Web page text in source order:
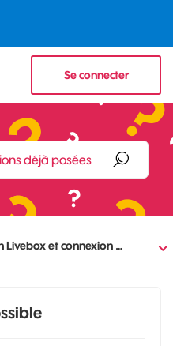
Se connecter
et connexion …